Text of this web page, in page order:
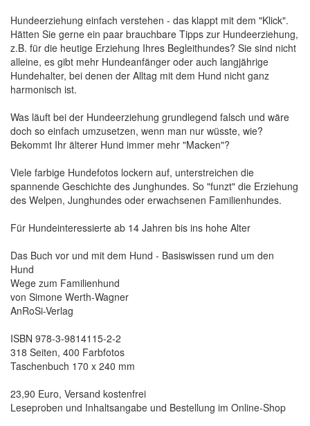
Hundeerziehung einfach verstehen - das klappt mit dem "Klick".
Hätten Sie gerne ein paar brauchbare Tipps zur Hundeerziehung,
z.B. für die heutige Erziehung Ihres Begleithundes? Sie sind nicht
alleine, es gibt mehr Hundeanfänger oder auch langjährige
Hundehalter, bei denen der Alltag mit dem Hund nicht ganz
harmonisch ist.
Was läuft bei der Hundeerziehung grundlegend falsch und wäre
doch so einfach umzusetzen, wenn man nur wüsste, wie?
Bekommt Ihr älterer Hund immer mehr "Macken"?
Viele farbige Hundefotos lockern auf, unterstreichen die
spannende Geschichte des Junghundes. So "funzt" die Erziehung
des Welpen, Junghundes oder erwachsenen Familienhundes.
Für Hundeinteressierte ab 14 Jahren bis ins hohe Alter
Das Buch vor und mit dem Hund - Basiswissen rund um den
Hund
Wege zum Familienhund
von Simone Werth-Wagner
AnRoSi-Verlag
ISBN 978-3-9814115-2-2
318 Seiten, 400 Farbfotos
Taschenbuch 170 x 240 mm
23,90 Euro, Versand kostenfrei
Leseproben und Inhaltsangabe und Bestellung im Online-Shop